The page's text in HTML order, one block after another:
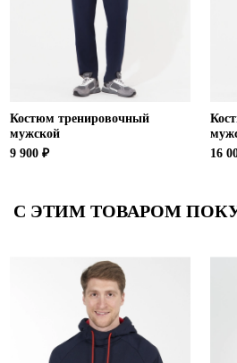
Костюм тренировочный
мужской
9 900 ₽
16
С ЭТИМ ТОВАРОМ